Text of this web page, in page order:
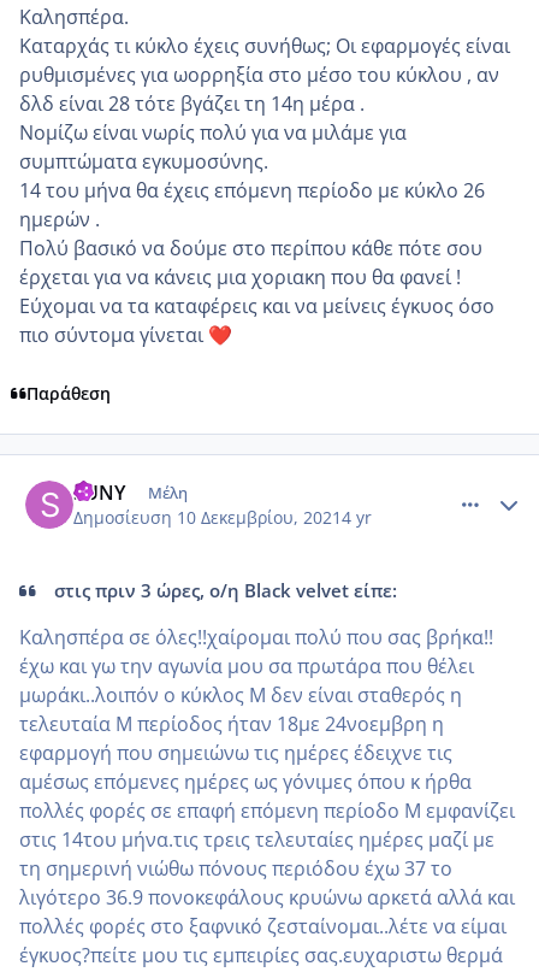
Καλησπέρα.
Καταρχάς τι κύκλο έχεις συνήθως; Οι εφαρμογές είναι
ρυθμισμένες για ωορρηξία στο μέσο του κύκλου , αν
δλδ είναι 28 τότε βγάζει τη 14η μέρα .
Νομίζω είναι νωρίς πολύ για να μιλάμε για
συμπτώματα εγκυμοσύνης.
14 του μήνα θα έχεις επόμενη περίοδο με κύκλο 26
ημερών .
Πολύ βασικό να δούμε στο περίπου κάθε πότε σου
έρχεται για να κάνεις μια χοριακη που θα φανεί !
Εύχομαι να τα καταφέρεις και να μείνεις έγκυος όσο
πιο σύντομα γίνεται ❤️
Παράθεση
SUNY Μέλη
Δημοσίευση 10 Δεκεμβρίου, 20214 yr
στις πριν 3 ώρες, ο/η Black velvet είπε:
Καλησπέρα σε όλες!!χαίρομαι πολύ που σας βρήκα!!
έχω και γω την αγωνία μου σα πρωτάρα που θέλει
μωράκι..λοιπόν ο κύκλος Μ δεν είναι σταθερός η
τελευταία Μ περίοδος ήταν 18με 24νοεμβρη η
εφαρμογή που σημειώνω τις ημέρες έδειχνε τις
αμέσως επόμενες ημέρες ως γόνιμες όπου κ ήρθα
πολλές φορές σε επαφή επόμενη περίοδο Μ εμφανίζει
στις 14του μήνα.τις τρεις τελευταίες ημέρες μαζί με
τη σημερινή νιώθω πόνους περιόδου έχω 37 το
λιγότερο 36.9 πονοκεφάλους κρυώνω αρκετά αλλά και
πολλές φορές στο ξαφνικό ζεσταίνομαι..λέτε να είμαι
έγκυος?πείτε μου τις εμπειρίες σας.ευχαριστω θερμά